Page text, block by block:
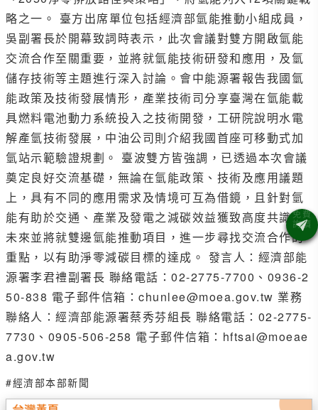
略之一。 臺方出席單位包括經濟部氫能推動小組成員，
吳副署長於開幕致詞時表示，此次會議對雙方開啟氫能
交流合作至關重要，並將就氫能技術研發和應用，及氫
儲存技術等主題進行深入討論。會中能源署報告我國氫
能政策及技術發展情形，產業技術司分享臺灣在氫能載
具燃料電池動力系統投入之技術開發，工研院說明水電
解產氫技術發展，中油公司則介紹我國首座可移動式加
氫站示範驗證規劃。 臺波雙方皆強調，已透過本次會議
奠定良好交流基礎，無論在氫能政策、技術及應用議題
上，具有不同的應用需求及情境可互為借鏡，且針對氫
能有助於交通、產業及發電之減碳效益獲致高度共識，
未來並將就雙邊氫能推動項目，進一步尋找交流合作的
重點，以有助淨零減碳目標的達成。 發言人：經濟部能
源署李君禮副署長 聯絡電話：02-2775-7700、0936-2
50-838 電子郵件信箱：chunlee@moea.gov.tw 業務
聯絡人：經濟部能源署蔡秀芬組長 聯絡電話：02-2775-
7730、0905-506-258 電子郵件信箱：hftsai@moeae
a.gov.tw
#經濟部本部新聞